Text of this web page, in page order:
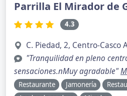
Parrilla El Mirador de
4.3
C. Piedad, 2, Centro-Casco
"Tranquilidad en pleno
sensaciones.nMuy agradable"
Restaurante Jamonería